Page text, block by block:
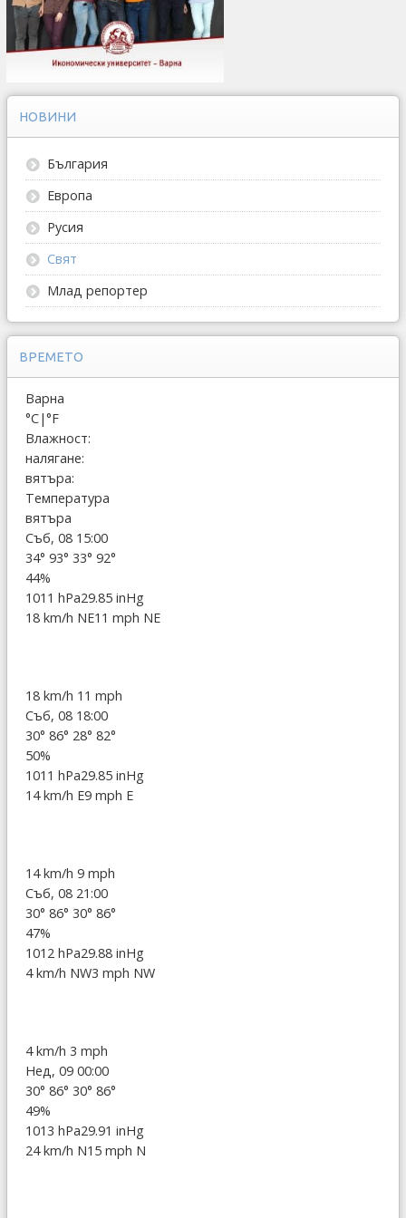
НОВИНИ
България
Европа
Русия
Свят
Млад репортер
ВРЕМЕТО
Варна
°C|°F
Влажност:
налягане:
вятъра:
Температура
вятъра
Съб, 08 15:00
34° 93° 33° 92°
44%
1011 hPa29.85 inHg
18 km/h NE11 mph NE
18 km/h 11 mph
Съб, 08 18:00
30° 86° 28° 82°
50%
1011 hPa29.85 inHg
14 km/h E9 mph E
14 km/h 9 mph
Съб, 08 21:00
30° 86° 30° 86°
47%
1012 hPa29.88 inHg
4 km/h NW3 mph NW
4 km/h 3 mph
Нед, 09 00:00
30° 86° 30° 86°
49%
1013 hPa29.91 inHg
24 km/h N15 mph N